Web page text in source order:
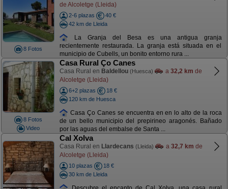
8 Fotos
de Alcoletge (Lleida)
2-6 plazas
40 €
42 km de Lleida
La Granja del Besa es una antigua granja
recientemente restaurada. La granja está situada en el
municipio de Cubells, un bonito entorno rura ...
8 Fotos
Video
Casa Rural Ço Canes
Casa Rural en Baldellou (Huesca) a 32,2 km de
Alcoletge (Lleida)
6+2 plazas
18 €
120 km de Huesca
Casa Ço Canes se encuentra en en lo alto de la roca
de un bello municipio del prepirineo aragonés. Bañado
por las aguas del embalse de Santa ...
Cal Xolva
Casa Rural en Llardecans (Lleida) a 32,7 km de
Alcoletge (Lleida)
10 plazas
18 €
30 km de Lleida